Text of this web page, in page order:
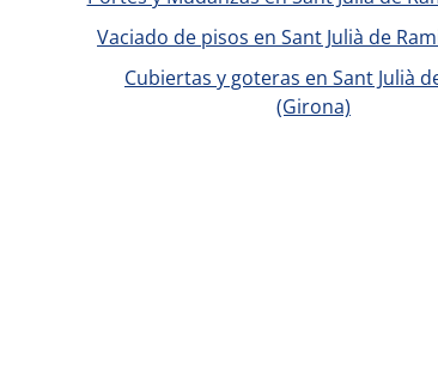
Vaciado de pisos en Sant Julià de
Cubiertas y goteras en Sant Julià
(Girona)